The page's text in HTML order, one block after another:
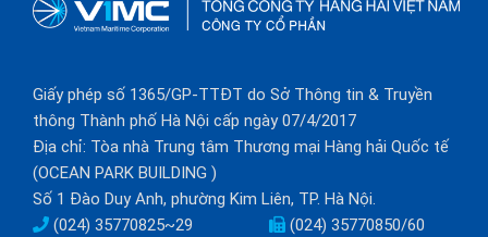
Giấy phép số 1365/GP-TTĐT do Sở Thông tin & Truyền
thông Thành phố Hà Nội cấp ngày 07/4/2017
Địa chỉ: Tòa nhà Trung tâm Thương mại Hàng hải Quốc tế
(OCEAN PARK BUILDING )
Số 1 Đào Duy Anh, phường Kim Liên, TP. Hà Nội.
(024) 35770825~29
(024) 35770850/60